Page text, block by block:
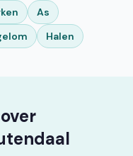
As
Halen